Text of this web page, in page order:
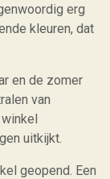
erg
kleuren, dat
en de zomer
van
uitkijkt.
geopend. Een